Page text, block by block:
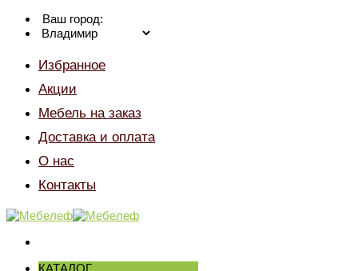
Skip
Ваш город:
Избранное
Акции
Мебель на заказ
Доставка и оплата
О нас
Контакты
КАТАЛОГ